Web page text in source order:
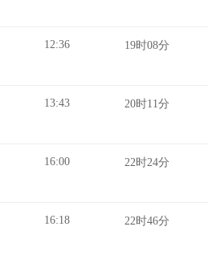
12:36 19时08分
13:43 20时11分
16:00 22时24分
16:18 22时46分